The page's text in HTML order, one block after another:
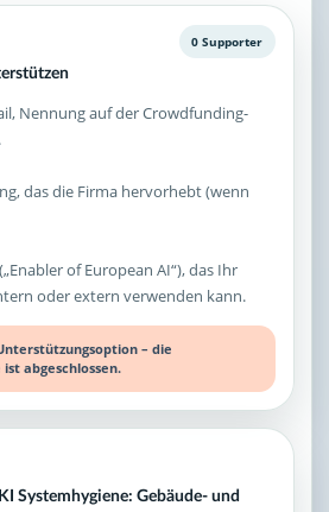
0 Supporter
Nennung auf der Crowdfunding-
das die Firma hervorhebt (wenn
of European AI“), das Ihr
oder extern verwenden kann.
– die
abgeschlossen.
Systemhygiene: Gebäude- und